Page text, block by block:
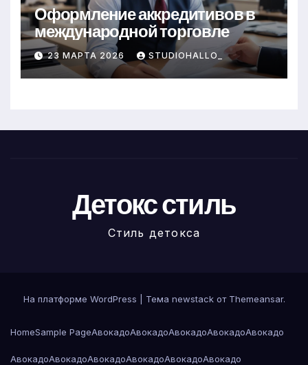
Оформление аккредитивов в
международной торговле
23 МАРТА 2026 STUDIOHALLO_
Детокс стиль
Стиль детокса
На платформе WordPress Тема newstack от Themeansar.
HomeSample PageАвокадоАвокадоАвокадоАвокадоАвокадо
АвокадоАвокадоАвокадоАвокадоАвокадоАвокадо